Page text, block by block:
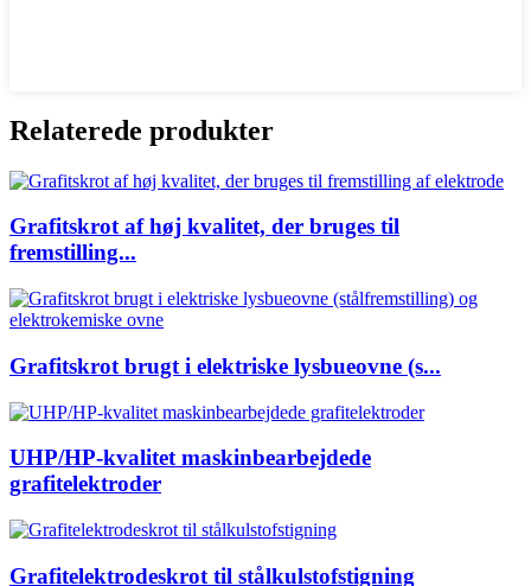
Relaterede produkter
Grafitskrot af høj kvalitet, der bruges til
fremstilling...
Grafitskrot brugt i elektriske lysbueovne (s...
UHP/HP-kvalitet maskinbearbejdede
grafitelektroder
Grafitelektrodeskrot til stålkulstofstigning